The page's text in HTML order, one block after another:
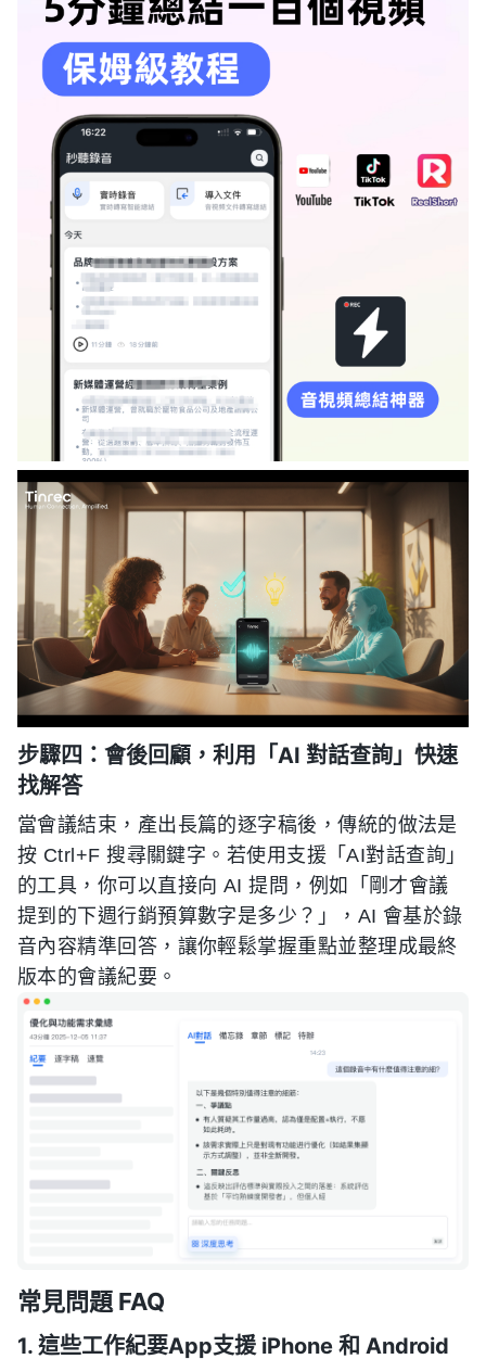
步驟四：會後回顧，利用「AI 對話查詢」快速
找解答
當會議結束，產出長篇的逐字稿後，傳統的做法是
按 Ctrl+F 搜尋關鍵字。若使用支援「AI對話查詢」
的工具，你可以直接向 AI 提問，例如「剛才會議
提到的下週行銷預算數字是多少？」，AI 會基於錄
音內容精準回答，讓你輕鬆掌握重點並整理成最終
版本的會議紀要。
常見問題 FAQ
1. 這些工作紀要App支援 iPhone 和 Android